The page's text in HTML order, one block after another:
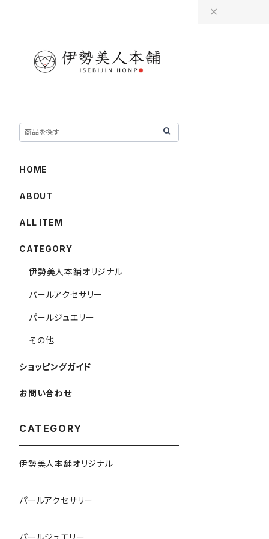
HOME
ABOUT
ALL ITEM
CATEGORY
伊勢美人本舗オリジナル
パールアクセサリー
パールジュエリー
その他
ショッピングガイド
お問い合わせ
CATEGORY
伊勢美人本舗オリジナル
パールアクセサリー
パールジュエリー